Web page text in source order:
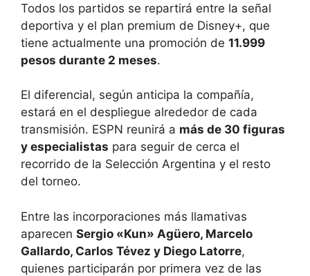
Todos los partidos se repartirá entre la señal
deportiva y el plan premium de Disney+, que
tiene actualmente una promoción de 11.999
pesos durante 2 meses.
El diferencial, según anticipa la compañía,
estará en el despliegue alrededor de cada
transmisión. ESPN reunirá a más de 30 figuras
y especialistas para seguir de cerca el
recorrido de la Selección Argentina y el resto
del torneo.
Entre las incorporaciones más llamativas
aparecen Sergio «Kun» Agüero, Marcelo
Gallardo, Carlos Tévez y Diego Latorre,
quienes participarán por primera vez de las